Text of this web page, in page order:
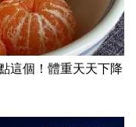
這個！體重天天下降